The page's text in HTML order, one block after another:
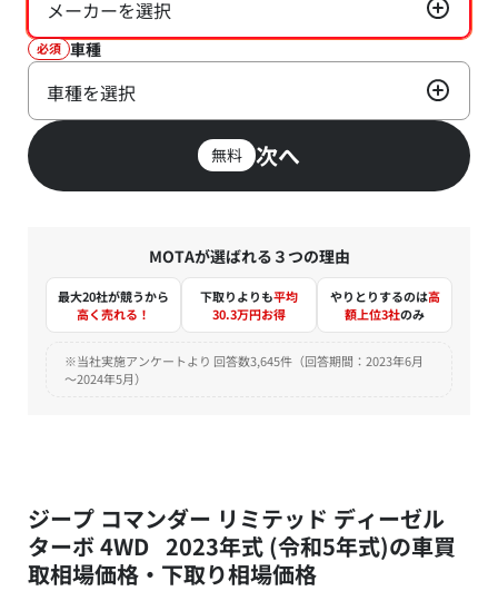
メーカーを選択
必須 車種
車種を選択
無料 次へ
MOTAが選ばれる３つの理由
最大20社が競うから
高く売れる！
下取りよりも平均
30.3万円お得
やりとりするのは高
額上位3社のみ
※当社実施アンケートより 回答数3,645件（回答期間：2023年6月
～2024年5月）
ジープ コマンダー リミテッド ディーゼル
ターボ 4WD 2023年式 (令和5年式)の車買
取相場価格・下取り相場価格